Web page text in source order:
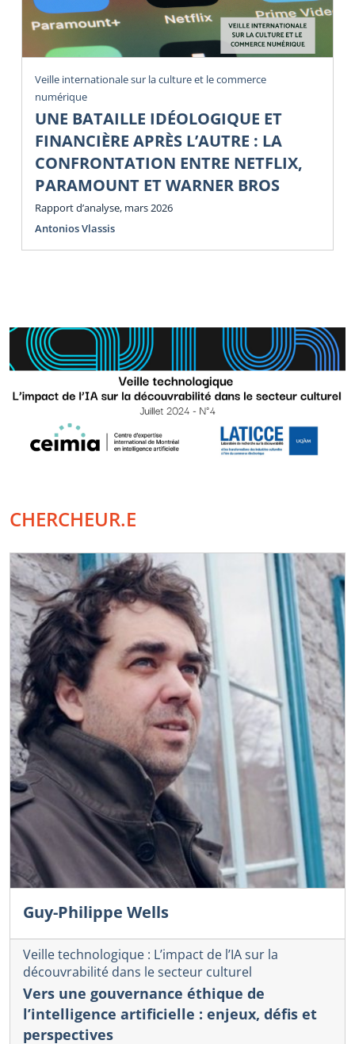
Veille internationale sur la culture et le commerce
numérique
UNE BATAILLE IDÉOLOGIQUE ET
FINANCIÈRE APRÈS L’AUTRE : LA
CONFRONTATION ENTRE NETFLIX,
PARAMOUNT ET WARNER BROS
Rapport d’analyse, mars 2026
Antonios Vlassis
CHERCHEUR.E
Guy-Philippe Wells
Veille technologique : L’impact de l’IA sur la
découvrabilité dans le secteur culturel
Vers une gouvernance éthique de
l’intelligence artificielle : enjeux, défis et
perspectives